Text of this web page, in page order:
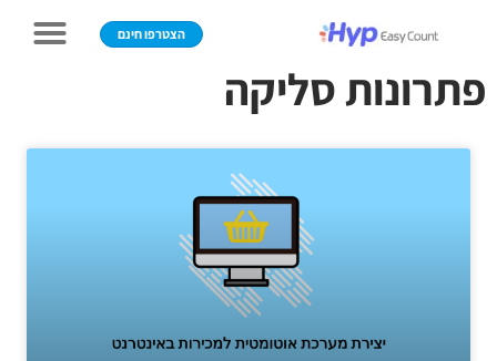
הצטרפו חינם
פתרונות סליקה